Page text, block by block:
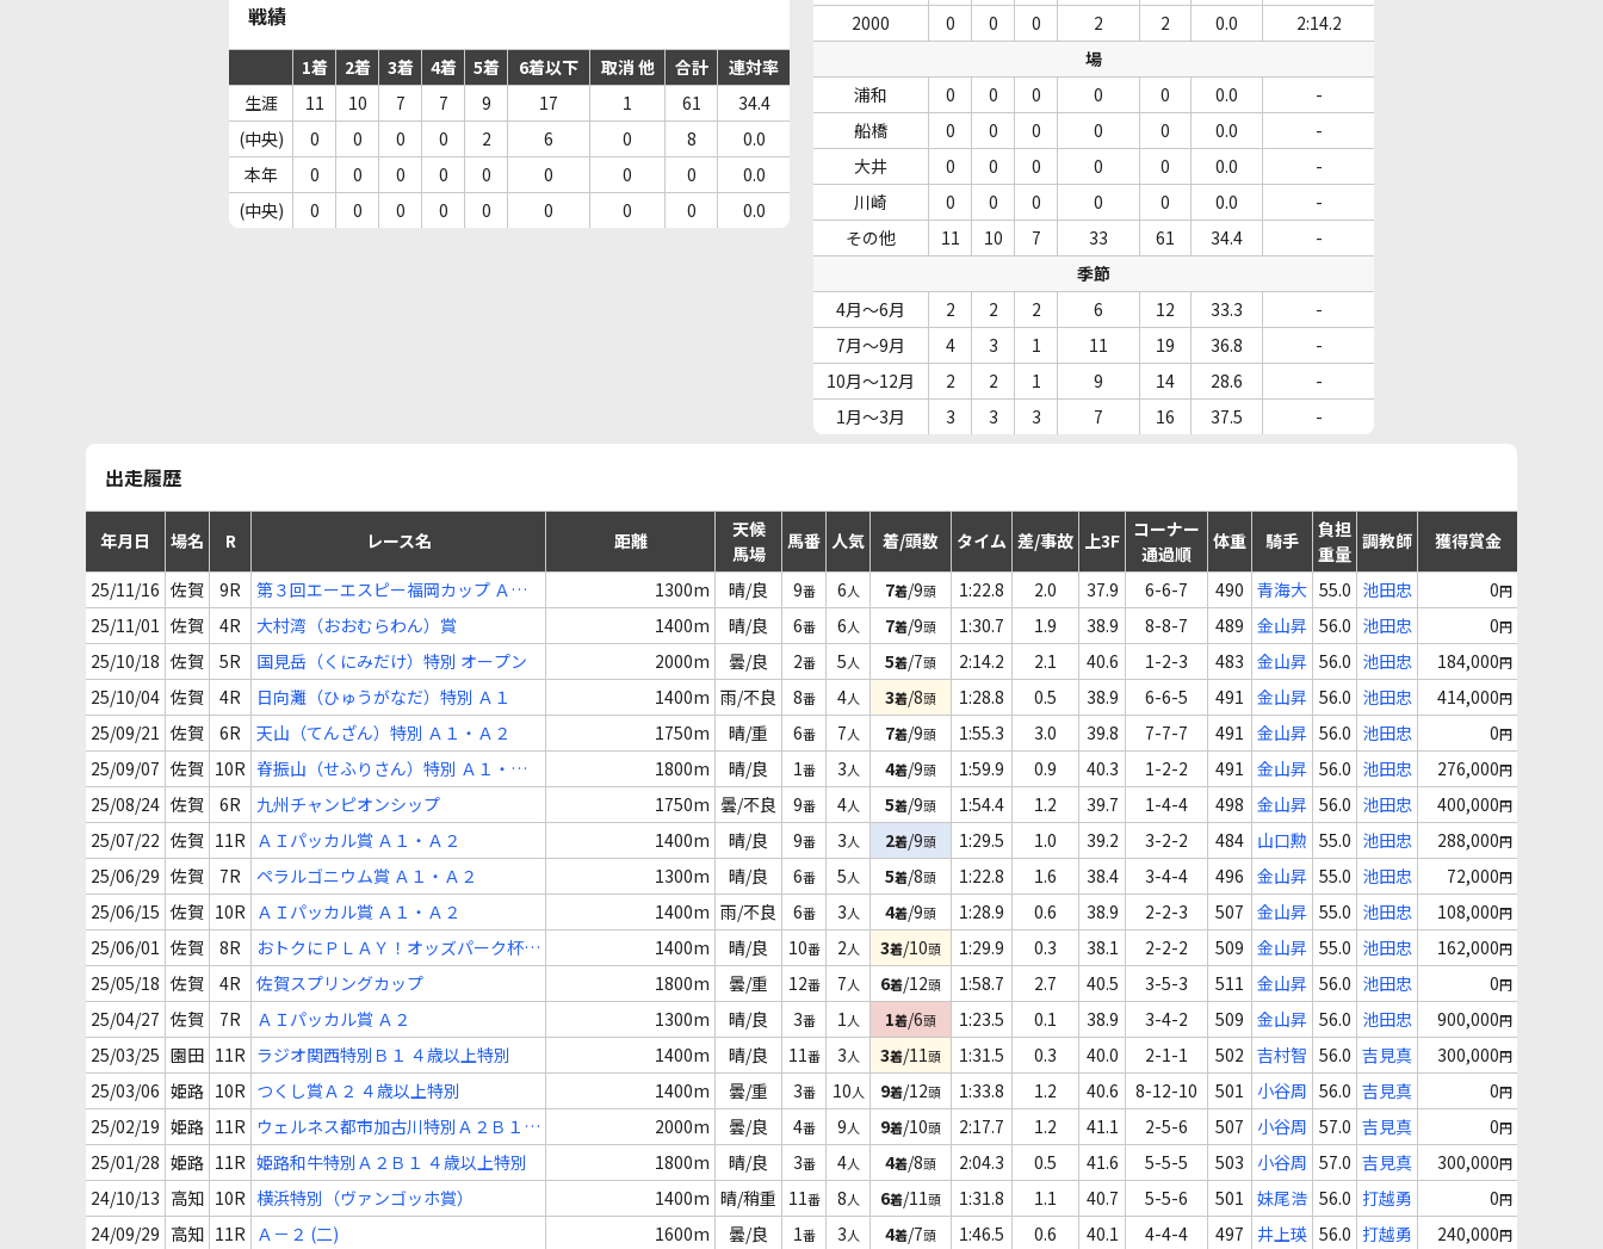
戦績
1着 2着 3着 4着 5着 6着以下 取消 他 合計
連対率
生涯
11 10 7 7 9 17 1 61
34.4
(中央)
0 0 0 0 2 6 0 8
0.0
本年
0 0 0 0 0 0 0 0
0.0
(中央)
0 0 0 0 0 0 0 0 0.0
2000
0 0 0 2 2 0.0
2:14.2
場
浦和
0 0 0 0 0 0.0
-
船橋
0 0 0 0 0 0.0
-
大井
0 0 0 0 0 0.0
-
川崎
0 0 0 0 0 0.0
-
その他
11 10 7 33 61 34.4
-
季節
4月～6月
2 2 2 6 12 33.3
-
7月～9月
4 3 1 11 19 36.8
-
10月～12月
2 2 1 9 14 28.6
-
1月～3月
3 3 3 7 16 37.5 -
出走履歴
年月日 場名 R レース名 距離
天候
馬場
馬番 人気 着/頭数 タイム 差/事故 上3F コーナー
通過順
体重 騎手
負担
重量
調教師 獲得賞金
25/11/16 佐賀 9R
第３回エーエスピー福岡カップ Ａ
１・Ａ２
1300m 晴/良 9番 6人 7着/9頭 1:22.8 2.0 37.9 6-6-7 490 青海大 55.0 池田忠 0円
25/11/01 佐賀 4R 大村湾（おおむらわん）賞 1400m 晴/良 6番 6人 7着/9頭 1:30.7 1.9 38.9 8-8-7 489 金山昇 56.0 池田忠 0円
25/10/18 佐賀 5R 国見岳（くにみだけ）特別 オープン 2000m 曇/良 2番 5人 5着/7頭 2:14.2 2.1 40.6 1-2-3 483 金山昇 56.0 池田忠 184,000円
25/10/04 佐賀 4R 日向灘（ひゅうがなだ）特別 Ａ１ 1400m 雨/不良 8番 4人 3着/8頭 1:28.8 0.5 38.9 6-6-5 491 金山昇 56.0 池田忠 414,000円
25/09/21 佐賀 6R 天山（てんざん）特別 Ａ１・Ａ２ 1750m 晴/重 6番 7人 7着/9頭 1:55.3 3.0 39.8 7-7-7 491 金山昇 56.0 池田忠 0円
25/09/07 佐賀 10R 脊振山（せふりさん）特別 Ａ１・Ａ
２
1800m 晴/良 1番 3人 4着/9頭 1:59.9 0.9 40.3 1-2-2 491 金山昇 56.0 池田忠 276,000円
25/08/24 佐賀 6R 九州チャンピオンシップ 1750m 曇/不良 9番 4人 5着/9頭 1:54.4 1.2 39.7 1-4-4 498 金山昇 56.0 池田忠 400,000円
25/07/22 佐賀 11R ＡＩパッカル賞 Ａ１・Ａ２ 1400m 晴/良 9番 3人 2着/9頭 1:29.5 1.0 39.2 3-2-2 484 山口勲 55.0 池田忠 288,000円
25/06/29 佐賀 7R ペラルゴニウム賞 Ａ１・Ａ２ 1300m 晴/良 6番 5人 5着/8頭 1:22.8 1.6 38.4 3-4-4 496 金山昇 55.0 池田忠 72,000円
25/06/15 佐賀 10R ＡＩパッカル賞 Ａ１・Ａ２ 1400m 雨/不良 6番 3人 4着/9頭 1:28.9 0.6 38.9 2-2-3 507 金山昇 55.0 池田忠 108,000円
25/06/01 佐賀 8R
おトクにＰＬＡＹ！オッズパーク杯
Ａ１・Ａ２
1400m 晴/良 10番 2人 3着/10頭 1:29.9 0.3 38.1 2-2-2 509 金山昇 55.0 池田忠 162,000円
25/05/18 佐賀 4R 佐賀スプリングカップ 1800m 曇/重 12番 7人 6着/12頭 1:58.7 2.7 40.5 3-5-3 511 金山昇 56.0 池田忠 0円
25/04/27 佐賀 7R ＡＩパッカル賞 Ａ２ 1300m 晴/良 3番 1人 1着/6頭 1:23.5 0.1 38.9 3-4-2 509 金山昇 56.0 池田忠 900,000円
25/03/25 園田 11R ラジオ関西特別Ｂ１ ４歳以上特別 1400m 晴/良 11番 3人 3着/11頭 1:31.5 0.3 40.0 2-1-1 502 吉村智 56.0 吉見真 300,000円
25/03/06 姫路 10R つくし賞Ａ２ ４歳以上特別 1400m 曇/重 3番 10人 9着/12頭 1:33.8 1.2 40.6 8-12-10 501 小谷周 56.0 吉見真 0円
25/02/19 姫路 11R ウェルネス都市加古川特別Ａ２Ｂ１
４歳以上特別
2000m 曇/良 4番 9人 9着/10頭 2:17.7 1.2 41.1 2-5-6 507 小谷周 57.0 吉見真 0円
25/01/28 姫路 11R 姫路和牛特別Ａ２Ｂ１ ４歳以上特別 1800m 晴/良 3番 4人 4着/8頭 2:04.3 0.5 41.6 5-5-5 503 小谷周 57.0 吉見真 300,000円
24/10/13 高知 10R 横浜特別（ヴァンゴッホ賞） 1400m 晴/稍重 11番 8人 6着/11頭 1:31.8 1.1 40.7 5-5-6 501 妹尾浩 56.0 打越勇 0円
24/09/29 高知 11R Ａ－２ (二) 1600m 曇/良 1番 3人 4着/7頭 1:46.5 0.6 40.1 4-4-4 497 井上瑛 56.0 打越勇 240,000円